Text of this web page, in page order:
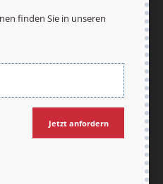
finden Sie in unseren
Jetzt anfordern